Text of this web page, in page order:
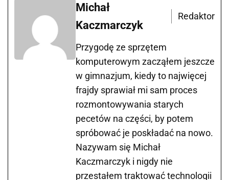
Michał
Kaczmarczyk
Redaktor
Przygodę ze sprzętem
komputerowym zacząłem jeszcze
w gimnazjum, kiedy to najwięcej
frajdy sprawiał mi sam proces
rozmontowywania starych
pecetów na części, by potem
spróbować je poskładać na nowo.
Nazywam się Michał
Kaczmarczyk i nigdy nie
przestałem traktować technologii